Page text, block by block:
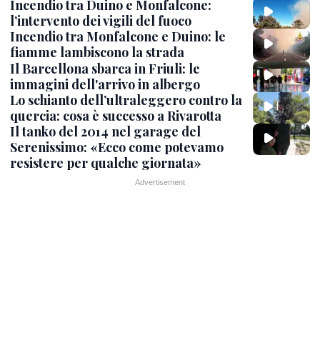
Incendio tra Duino e Monfalcone:
l’intervento dei vigili del fuoco
Incendio tra Monfalcone e Duino: le
fiamme lambiscono la strada
Il Barcellona sbarca in Friuli: le
immagini dell'arrivo in albergo
Lo schianto dell’ultraleggero contro la
quercia: cosa è successo a Rivarotta
Il tanko del 2014 nel garage del
Serenissimo: «Ecco come potevamo
resistere per qualche giornata»